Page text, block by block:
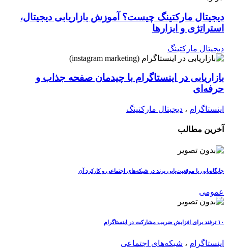
دیجیتال مارکتینگ چیست؟ آموزش بازاریابی دیجیتال،
استراتژی و ابزارها
دیجیتال مارکتینگ
بازاریابی در اینستاگرام با چیدمان صفحه جذاب و
حرفه‌ای
اینستاگرام ، دیجیتال مارکتینگ
آخرین مطالب
جایگاه‌یابی یا موقعیت‌یابی برند در شبکه‌های اجتماعی و کارکرد آن
عمومی
۱۰ ترفند برای افزایش ضریب مشارکت در اینستاگرام
اینستاگرام ، شبکه‌های اجتماعی